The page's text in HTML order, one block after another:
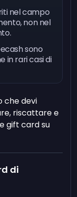
nel campo
non nel
sono
in rari casi di
che devi
riscattare e
gift card su
di